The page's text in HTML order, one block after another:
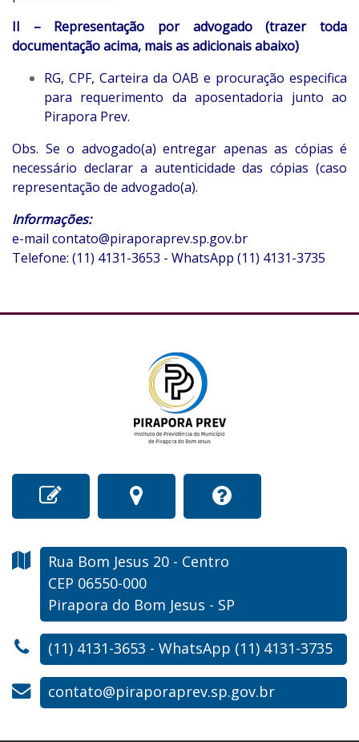
II – Representação por advogado (trazer toda
documentação acima, mais asadicionais abaixo)
RG, CPF, Carteira da OAB e procuração especifica
para requerimento da aposentadoria junto ao
Pirapora Prev.
Obs. Se o advogado(a) entregar apenas as cópias é
necessário declarar a autenticidade das cópias (caso
representação de advogado(a).
Informações:
e-mail contato@piraporaprev.sp.gov.br
Telefone: (11) 4131-3653 - WhatsApp (11) 4131-3735
Rua Bom Jesus 20 - Centro
CEP 06550-000
Pirapora do Bom Jesus - SP
(11) 4131-3653 - WhatsApp (11) 4131-3735
contato@piraporaprev.sp.gov.br